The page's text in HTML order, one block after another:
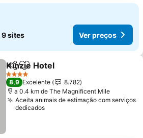
9 sites Ver preços
PartilharAdicionar aos favoritos
Kinzie Hotel
4 Estrelas
8,9 Excelente
8.782
a 0.4 km de The Magnificent Mile
Aceita animais de estimação com serviços
dedicados